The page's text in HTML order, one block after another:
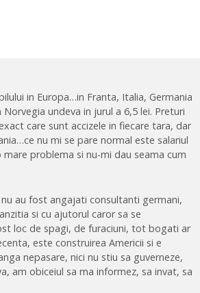
in Europa…in Franta, Italia, Germania
undeva in jurul a 6,5 lei. Preturi
care sunt accizele in fiecare tara, dar
nu mi se pare normal este salariul
problema si nu-mi dau seama cum
au fost angajati consultanti germani,
si cu ajutorul caror sa se
loc de spagi, de furaciuni, tot bogati ar
este construirea Americii si e
nepasare, nici nu stiu sa guverneze,
am obiceiul sa ma informez, sa invat, sa